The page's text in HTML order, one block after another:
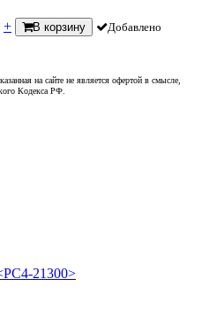
+ В корзину Добавлено
на сайте не является офертой в смысле,
Кодекса РФ.
21300>